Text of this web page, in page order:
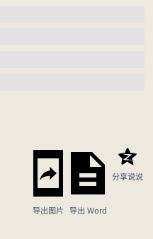
导出图片 导出 Word
分享说说